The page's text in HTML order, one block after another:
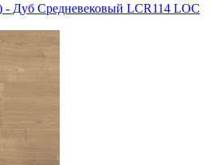
Дуб Средневековый LCR114 LOC